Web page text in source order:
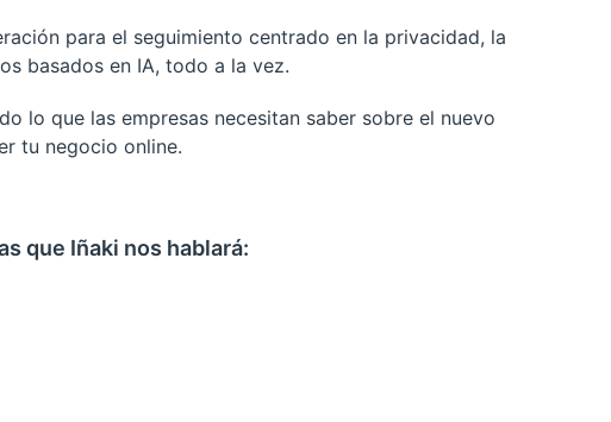
para el seguimiento centrado en la privacidad, la
basados en IA, todo a la vez.
lo que las empresas necesitan saber sobre el nuevo
tu negocio online.
que Iñaki nos hablará: